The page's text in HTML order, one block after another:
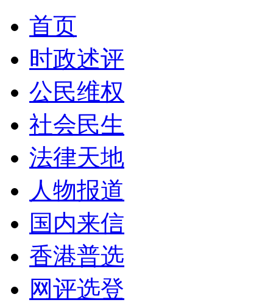
首页
时政述评
公民维权
社会民生
法律天地
人物报道
国内来信
香港普选
网评选登